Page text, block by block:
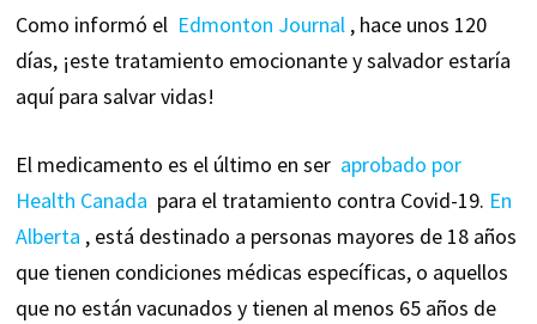
Como informó el Edmonton Journal, hace unos 120
días, ¡este tratamiento emocionante y salvador estaría
aquí para salvar vidas!
El medicamento es el último en ser aprobado por
Health Canada para el tratamiento contra Covid-19. En
Alberta , está destinado a personas mayores de 18 años
que tienen condiciones médicas específicas, o aquellos
que no están vacunados y tienen al menos 65 años de